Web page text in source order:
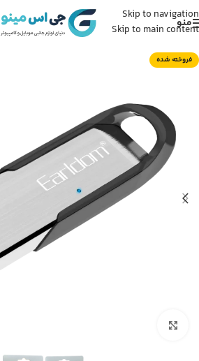
Skip to navigation
Skip to main content
منو
فروخته شده